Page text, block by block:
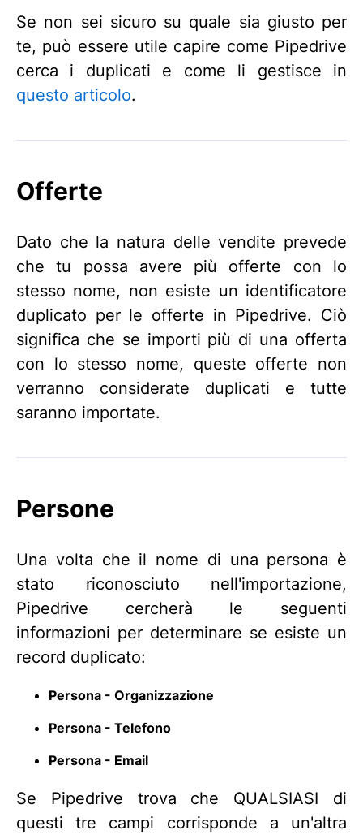
Se non sei sicuro su quale sia giusto per
te, può essere utile capire come Pipedrive
cerca i duplicati e come li gestisce in
questo articolo.
Offerte
Dato che la natura delle vendite prevede
che tu possa avere più offerte con lo
stesso nome, non esiste un identificatore
duplicato per le offerte in Pipedrive. Ciò
significa che se importi più di una offerta
con lo stesso nome, queste offerte non
verranno considerate duplicati e tutte
saranno importate.
Persone
Una volta che il nome di una persona è
stato riconosciuto nell'importazione,
Pipedrive cercherà le seguenti
informazioni per determinare se esiste un
record duplicato:
Persona - Organizzazione
Persona - Telefono
Persona - Email
Se Pipedrive trova che QUALSIASI di
questi tre campi corrisponde a un'altra